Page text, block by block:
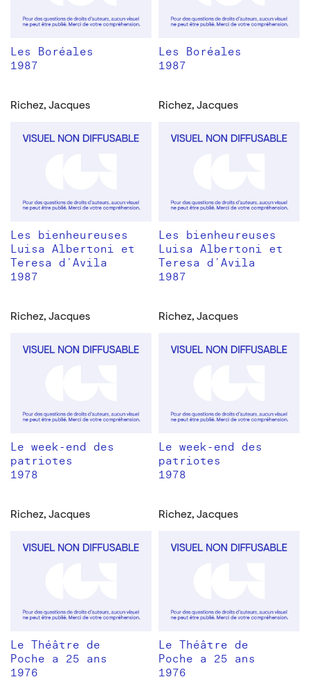
Les Boréales
1987
Les Boréales
1987
Richez, Jacques
Les bienheureuses
Luisa Albertoni et
Teresa d’Avila
1987
Richez, Jacques
Les bienheureuses
Luisa Albertoni et
Teresa d’Avila
1987
Richez, Jacques
Le week-end des
patriotes
1978
Richez, Jacques
Le week-end des
patriotes
1978
Richez, Jacques
Le Théâtre de
Poche a 25 ans
1976
Richez, Jacques
Le Théâtre de
Poche a 25 ans
1976